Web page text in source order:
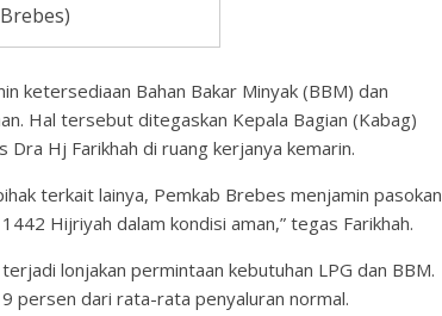
ketersediaan Bahan Bakar Minyak (BBM) dan
Hal tersebut ditegaskan Kepala Bagian (Kabag)
Hj Farikhah di ruang kerjanya kemarin.
terkait lainya, Pemkab Brebes menjamin pasokan
Hijriyah dalam kondisi aman,” tegas Farikhah.
lonjakan permintaan kebutuhan LPG dan BBM.
persen dari rata-rata penyaluran normal.